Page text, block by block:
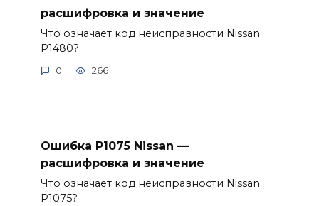
расшифровка и значение
Что означает код неисправности Nissan
P1480?
0 266
Ошибка P1075 Nissan —
расшифровка и значение
Что означает код неисправности Nissan
P1075?